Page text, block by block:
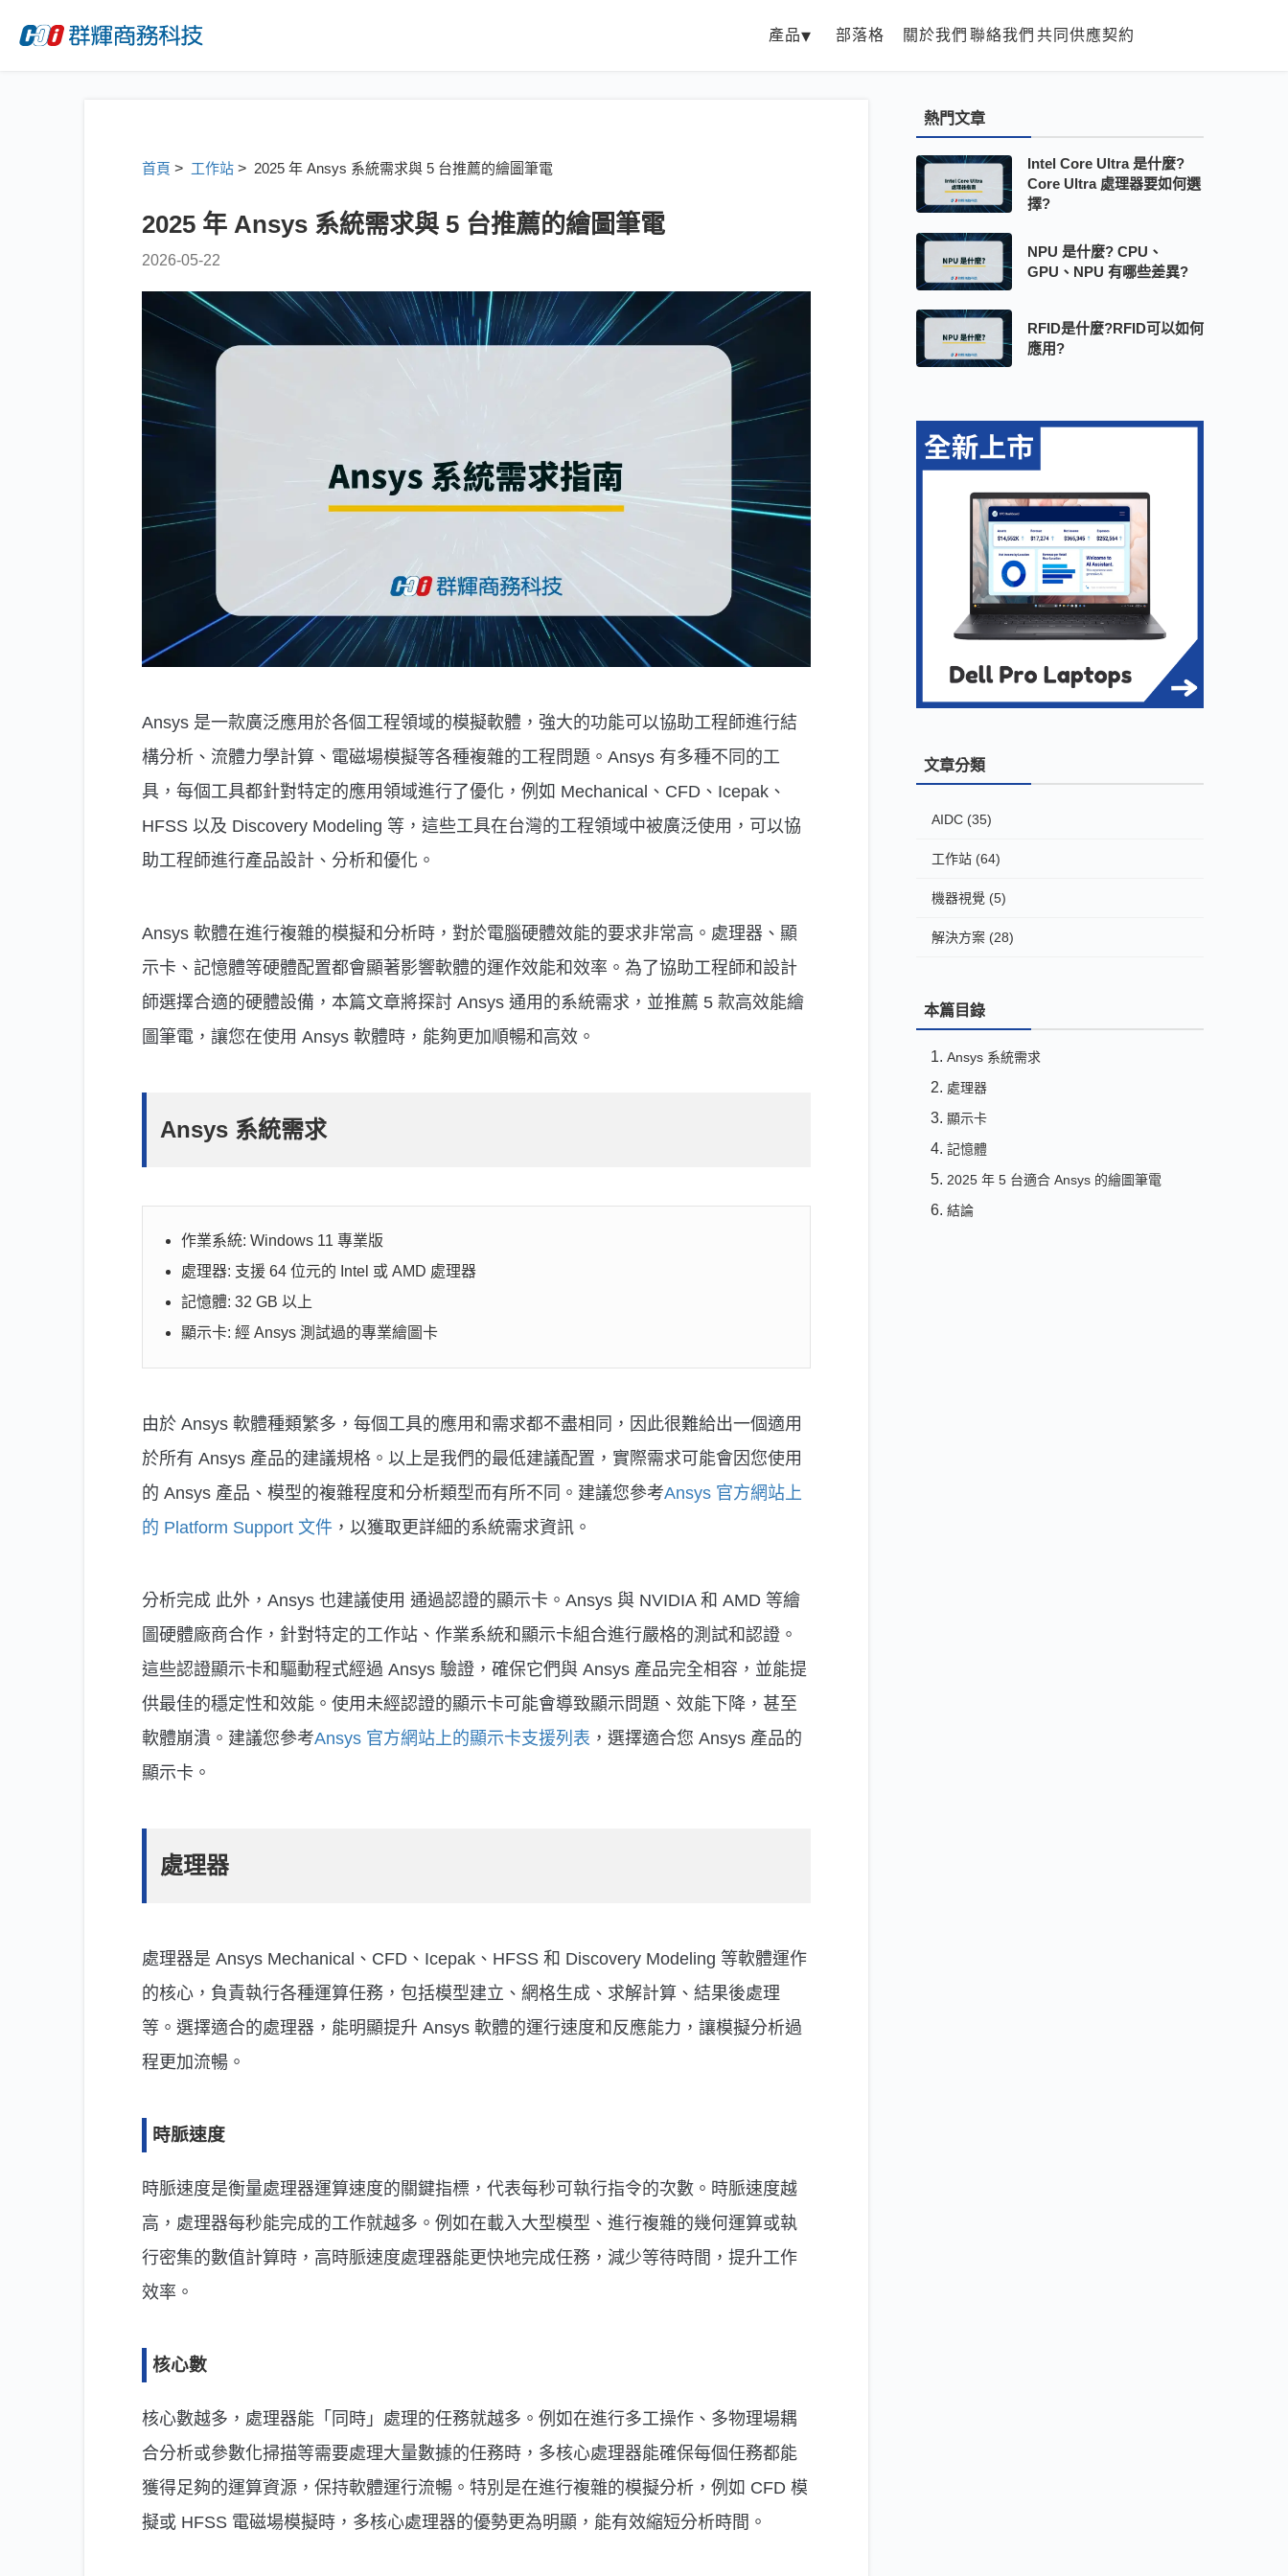
產品 部落格 關於我們 聯絡我們 共同供應契約
首頁 > 工作站 > 2025 年 Ansys 系統需求與 5 台推薦的繪圖筆電
2025 年 Ansys 系統需求與 5 台推薦的繪圖筆電
2026-05-22
Ansys 是一款廣泛應用於各個工程領域的模擬軟體，強大的功能可以協助工程師進行結
構分析、流體力學計算、電磁場模擬等各種複雜的工程問題。Ansys 有多種不同的工
具，每個工具都針對特定的應用領域進行了優化，例如 Mechanical、CFD、Icepak、
HFSS 以及 Discovery Modeling 等，這些工具在台灣的工程領域中被廣泛使用，可以協
助工程師進行產品設計、分析和優化。
Ansys 軟體在進行複雜的模擬和分析時，對於電腦硬體效能的要求非常高。處理器、顯
示卡、記憶體等硬體配置都會顯著影響軟體的運作效能和效率。為了協助工程師和設計
師選擇合適的硬體設備，本篇文章將探討 Ansys 通用的系統需求，並推薦 5 款高效能繪
圖筆電，讓您在使用 Ansys 軟體時，能夠更加順暢和高效。
Ansys 系統需求
作業系統: Windows 11 專業版
處理器: 支援 64 位元的 Intel 或 AMD 處理器
記憶體: 32 GB 以上
顯示卡: 經 Ansys 測試過的專業繪圖卡
由於 Ansys 軟體種類繁多，每個工具的應用和需求都不盡相同，因此很難給出一個適用
於所有 Ansys 產品的建議規格。以上是我們的最低建議配置，實際需求可能會因您使用
的 Ansys 產品、模型的複雜程度和分析類型而有所不同。建議您參考Ansys 官方網站上
的 Platform Support 文件 ，以獲取更詳細的系統需求資訊。
分析完成 此外，Ansys 也建議使用 通過認證的顯示卡。Ansys 與 NVIDIA 和 AMD 等繪
圖硬體廠商合作，針對特定的工作站、作業系統和顯示卡組合進行嚴格的測試和認證。
這些認證顯示卡和驅動程式經過 Ansys 驗證，確保它們與 Ansys 產品完全相容，並能提
供最佳的穩定性和效能。使用未經認證的顯示卡可能會導致顯示問題、效能下降，甚至
軟體崩潰。建議您參考Ansys 官方網站上的顯示卡支援列表 ，選擇適合您 Ansys 產品的
顯示卡。
處理器
處理器是 Ansys Mechanical、CFD、Icepak、HFSS 和 Discovery Modeling 等軟體運作
的核心，負責執行各種運算任務，包括模型建立、網格生成、求解計算、結果後處理
等。選擇適合的處理器，能明顯提升 Ansys 軟體的運行速度和反應能力，讓模擬分析過
程更加流暢。
時脈速度
時脈速度是衡量處理器運算速度的關鍵指標，代表每秒可執行指令的次數。時脈速度越
高，處理器每秒能完成的工作就越多。例如在載入大型模型、進行複雜的幾何運算或執
行密集的數值計算時，高時脈速度處理器能更快地完成任務，減少等待時間，提升工作
效率。
核心數
核心數越多，處理器能「同時」處理的任務就越多。例如在進行多工操作、多物理場耦
合分析或參數化掃描等需要處理大量數據的任務時，多核心處理器能確保每個任務都能
獲得足夠的運算資源，保持軟體運行流暢。特別是在進行複雜的模擬分析，例如 CFD 模
擬或 HFSS 電磁場模擬時，多核心處理器的優勢更為明顯，能有效縮短分析時間。
熱門文章
Intel Core Ultra 是什麼?
Core Ultra 處理器要如何選
擇?
NPU 是什麼? CPU、
GPU、NPU 有哪些差異?
RFID是什麼?RFID可以如何
應用?
文章分類
AIDC (35)
工作站 (64)
機器視覺 (5)
解決方案 (28)
本篇目錄
Ansys 系統需求
處理器
顯示卡
記憶體
2025 年 5 台適合 Ansys 的繪圖筆電
結論